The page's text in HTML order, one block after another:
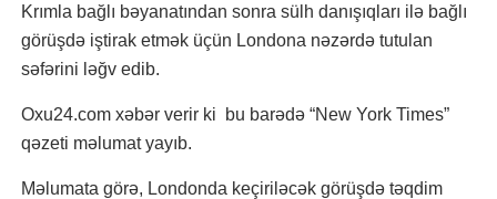
Krımla bağlı bəyanatından sonra sülh danışıqları ilə bağlı
görüşdə iştirak etmək üçün Londona nəzərdə tutulan
səfərini ləğv edib.
Oxu24.com xəbər verir ki bu barədə “New York Times”
qəzeti məlumat yayıb.
Məlumata görə, Londonda keçiriləcək görüşdə təqdim